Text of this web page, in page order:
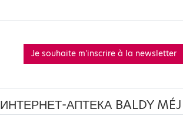
Je souhaite m'inscrire à la newsletter
ИНТЕРНЕТ-АПТЕКА BALDY